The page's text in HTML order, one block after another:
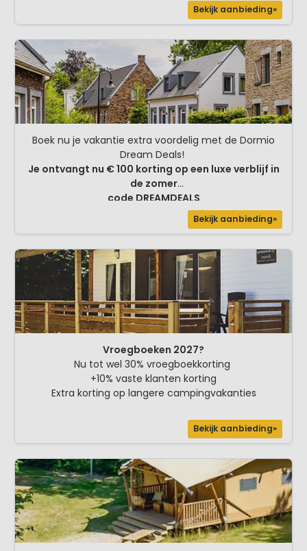
Bekijk aanbieding»
Boek nu je vakantie extra voordelig met de Dormio
Dream Deals!
Je ontvangt nu € 100 korting op een luxe verblijf in
de zomer
code DREAMDEALS
Bekijk aanbieding»
Vroegboeken 2027?
Nu tot wel 30% vroegboekkorting
+10% vaste klanten korting
Extra korting op langere campingvakanties
Bekijk aanbieding»